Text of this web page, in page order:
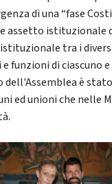
di una “fase
assetto istituzionale
tra i
di ciascuno e
dell'Assemblea è
ed unioni che nelle